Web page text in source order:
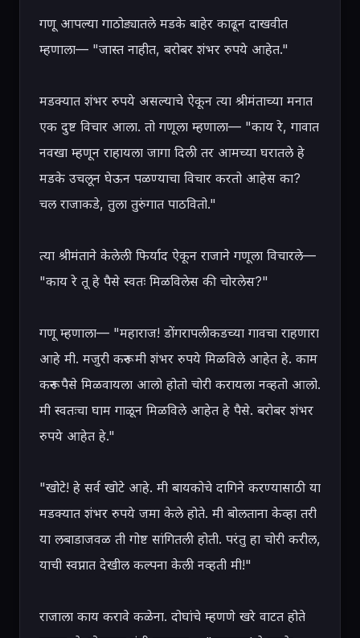
गणू आपल्या गाठोड्यातले मडके बाहेर काढून दाखवीत
म्हणाला— "जास्त नाहीत, बरोबर शंभर रुपये आहेत."
मडक्यात शंभर रुपये असल्याचे ऐकून त्या श्रीमंताच्या मनात
एक दुष्ट विचार आला. तो गणूला म्हणाला— "काय रे, गावात
नवखा म्हणून राहायला जागा दिली तर आमच्या घरातले हे
मडके उचलून घेऊन पळण्याचा विचार करतो आहेस का?
चल राजाकडे, तुला तुरुंगात पाठवितो."
त्या श्रीमंताने केलेली फिर्याद ऐकून राजाने गणूला विचारले—
"काय रे तू हे पैसे स्वतः मिळविलेस की चोरलेस?"
गणू म्हणाला— "महाराज! डोंगरापलीकडच्या गावचा राहणारा
आहे मी. मजुरी करून मी शंभर रुपये मिळविले आहेत हे. काम
करून पैसे मिळवायला आलो होतो चोरी करायला नव्हतो आलो.
मी स्वतःचा घाम गाळून मिळविले आहेत हे पैसे. बरोबर शंभर
रुपये आहेत हे."
"खोटे! हे सर्व खोटे आहे. मी बायकोचे दागिने करण्यासाठी या
मडक्यात शंभर रुपये जमा केले होते. मी बोलताना केव्हा तरी
या लबाडाजवळ ती गोष्ट सांगितली होती. परंतु हा चोरी करील,
याची स्वप्नात देखील कल्पना केली नव्हती मी!"
राजाला काय करावे कळेना. दोघांचे म्हणणे खरे वाटत होते